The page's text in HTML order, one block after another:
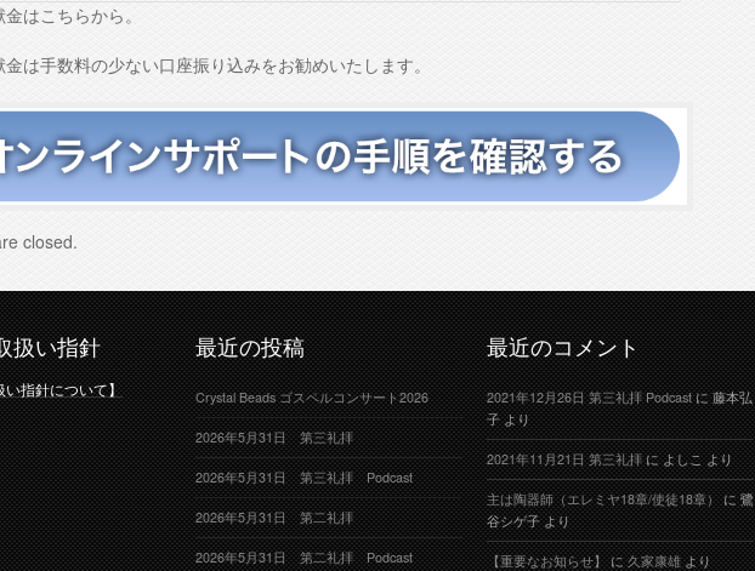
はこちらから。
は手数料の少ない口座振り込みをお勧めいたします。
closed.
扱い指針
い指針について】
最近の投稿
Crystal Beads ゴスペルコンサート2026
2026年5月31日 第三礼拝
2026年5月31日 第三礼拝 Podcast
2026年5月31日 第二礼拝
2026年5月31日 第二礼拝 Podcast
最近のコメント
2021年12月26日 第三礼拝 Podcastに藤本弘
子より
2021年11月21日 第三礼拝によしこより
主は陶器師（エレミヤ18章/使徒18章）に鷺
谷シゲ子より
【重要なお知らせ】に久家康雄より